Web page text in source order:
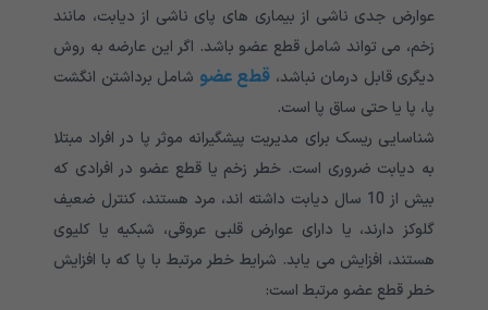
عوارض جدی ناشی از بیماری های پای ناشی از دیابت، مانند
زخم، می تواند شامل قطع عضو باشد. اگر این عارضه به روش
دیگری قابل درمان نباشد، قطع عضو شامل برداشتن انگشت
پا، پا یا حتی ساق پا است.
شناسایی ریسک برای مدیریت پیشگیرانه موثر پا در افراد مبتلا
به دیابت ضروری است. خطر زخم یا قطع عضو در افرادی که
بیش از 10 سال دیابت داشته اند، مرد هستند، کنترل ضعیف
گلوکز دارند، یا دارای عوارض قلبی عروقی، شبکیه یا کلیوی
هستند، افزایش می یابد. شرایط خطر مرتبط با پا که با افزایش
خطر قطع عضو مرتبط است: